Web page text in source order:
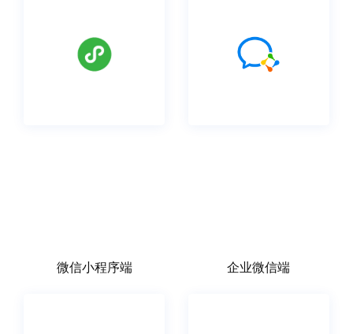
微信小程序端 企业微信端